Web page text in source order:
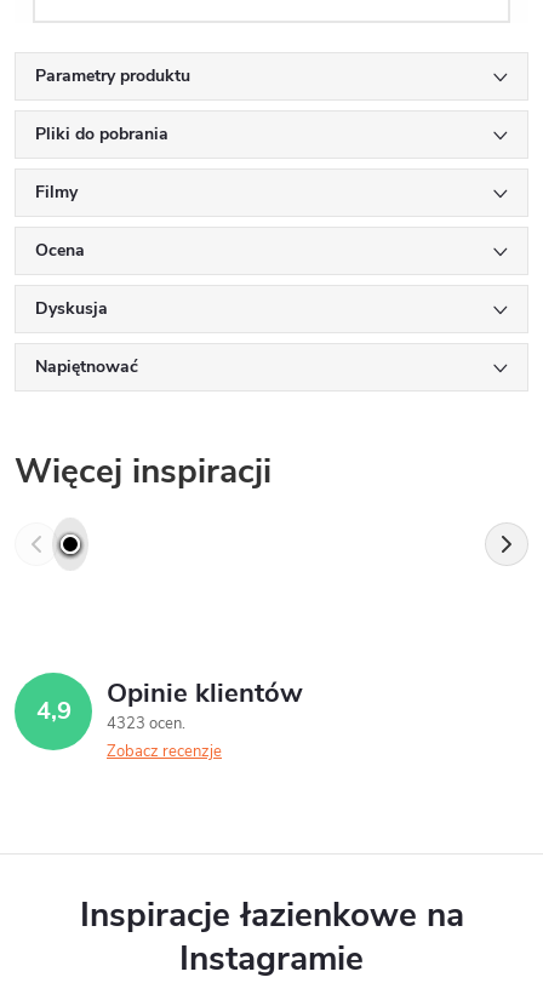
Parametry produktu
Pliki do pobrania
Filmy
Ocena
Dyskusja
Napiętnować
Więcej inspiracji
4,9 Opinie klientów
4323 ocen
Zobacz recenzje
Inspiracje łazienkowe na
Instagramie